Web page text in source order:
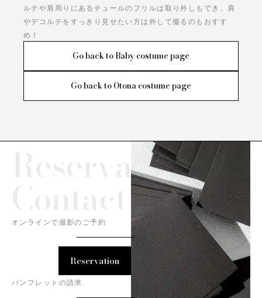
ルテや肩周りにあるチュールのフリルは取り外しもでき、肩
やデコルテをすっきり見せたい方は外して撮るのもおすす
め！
Go back to Baby costume page
Go back to Otona costume page
Reservation/
オンラインで撮影のご予約
Reservation
パンフレットの請求